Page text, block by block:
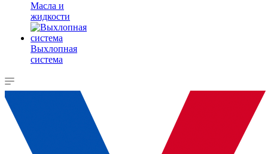
Масла и
жидкости
Выхлопная
система